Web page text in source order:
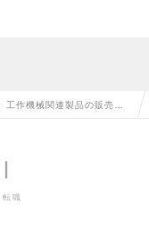
工作機械関連製品の販売｜
報
転職